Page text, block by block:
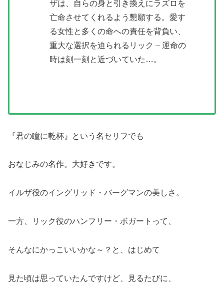
ザは、自らの身と引き換えにラズロを
亡命させてくれるよう懇願する。愛す
る女性と多くの命への責任を背負い、
重大な選択を迫られるリック – 運命の
時は刻一刻と近づいていた…。
『君の瞳に乾杯』という名セリフでも
おなじみの名作。大好きです。
イルザ役のイングリッド・バーグマンの美しさ。
一方、リック役のハンフリー・ボガートって、
そんなにかっこいいかな～？と、はじめて
見た頃は思っていたんですけど、見るたびに、